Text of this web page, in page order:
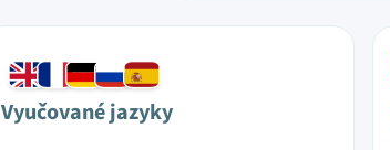
Vyučované jazyky